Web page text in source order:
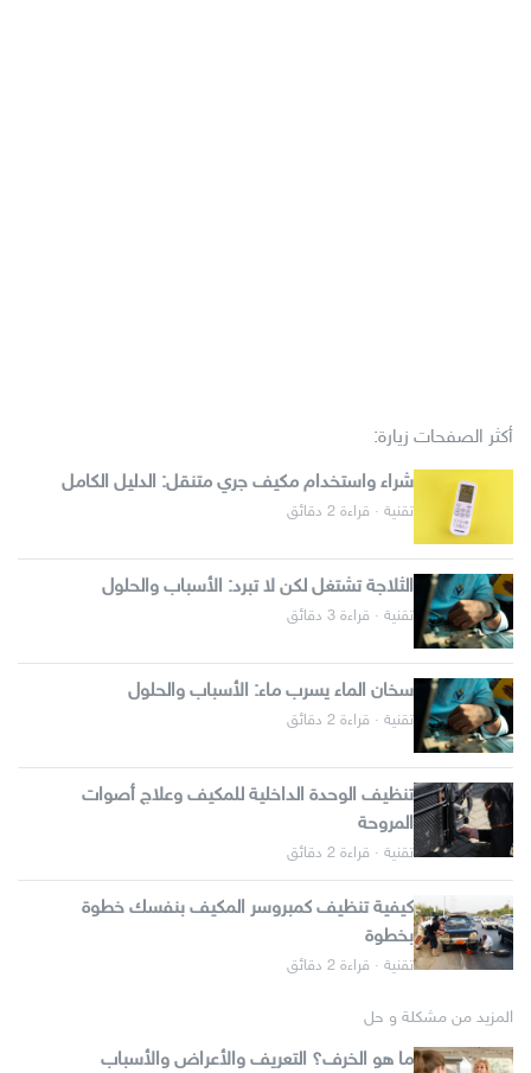
أكثر الصفحات زيارة:
شراء واستخدام مكيف جري متنقل: الدليل الكامل
تقنية · قراءة 2 دقائق
الثلاجة تشتغل لكن لا تبرد: الأسباب والحلول
تقنية · قراءة 3 دقائق
سخان الماء يسرب ماء: الأسباب والحلول
تقنية · قراءة 2 دقائق
تنظيف الوحدة الداخلية للمكيف وعلاج أصوات
المروحة
تقنية · قراءة 2 دقائق
كيفية تنظيف كمبروسر المكيف بنفسك خطوة
بخطوة
تقنية · قراءة 2 دقائق
المزيد من مشكلة و حل
ما هو الخرف؟ التعريف والأعراض والأسباب